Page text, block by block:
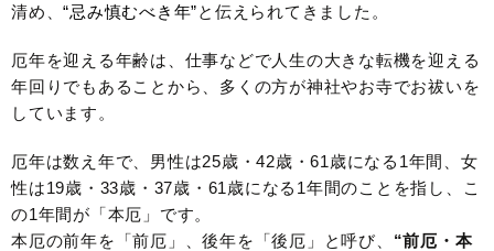
清め、“忌み慎むべき年”と伝えられてきました。
厄年を迎える年齢は、仕事などで人生の大きな転機を迎える
年回りでもあることから、多くの方が神社やお寺でお祓いを
しています。
厄年は数え年で、男性は25歳・42歳・61歳になる1年間、女
性は19歳・33歳・37歳・61歳になる1年間のことを指し、こ
の1年間が「本厄」です。
本厄の前年を「前厄」、後年を「後厄」と呼び、 “前厄・本